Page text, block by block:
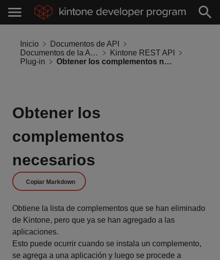
Inicio
Documentos de API
Documentos de la API de Kintone
Kintone REST API
Plug-in
Obtener los complementos necesarios
Obtener los
complementos
necesarios
Copiar Markdown
Obtiene la lista de complementos que se han eliminado
de Kintone, pero que ya se han agregado a las
aplicaciones.
Esto puede ocurrir cuando se instala un complemento,
se agrega a una aplicación y luego se procede a